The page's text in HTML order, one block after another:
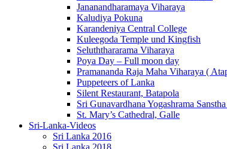
Jananandharamaya Viharaya
Kaludiya Pokuna
Karandeniya Central College
Kuleegoda Temple und Kingfish
Seluththararama Viharaya
Poya Day – Full moon day
Pramananda Raja Maha Viharaya (
Puppeteers of Lanka
Silent Restaurant, Batapola
Sri Gunavardhana Yogashrama
St. Mary’s Cathedral, Galle
Sri-Lanka-Videos
Sri Lanka 2016
Sri Lanka 2018